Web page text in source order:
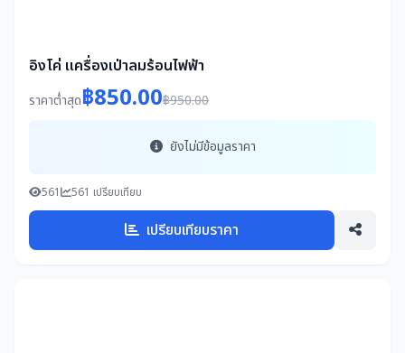
อิงโค่ เเครื่องเป่าลมร้อนไฟฟ้า
ราคาต่ำสุด฿850.00฿950.00
ยังไม่มีข้อมูลราคา
561 561 เปรียบเทียบ
เปรียบเทียบราคา